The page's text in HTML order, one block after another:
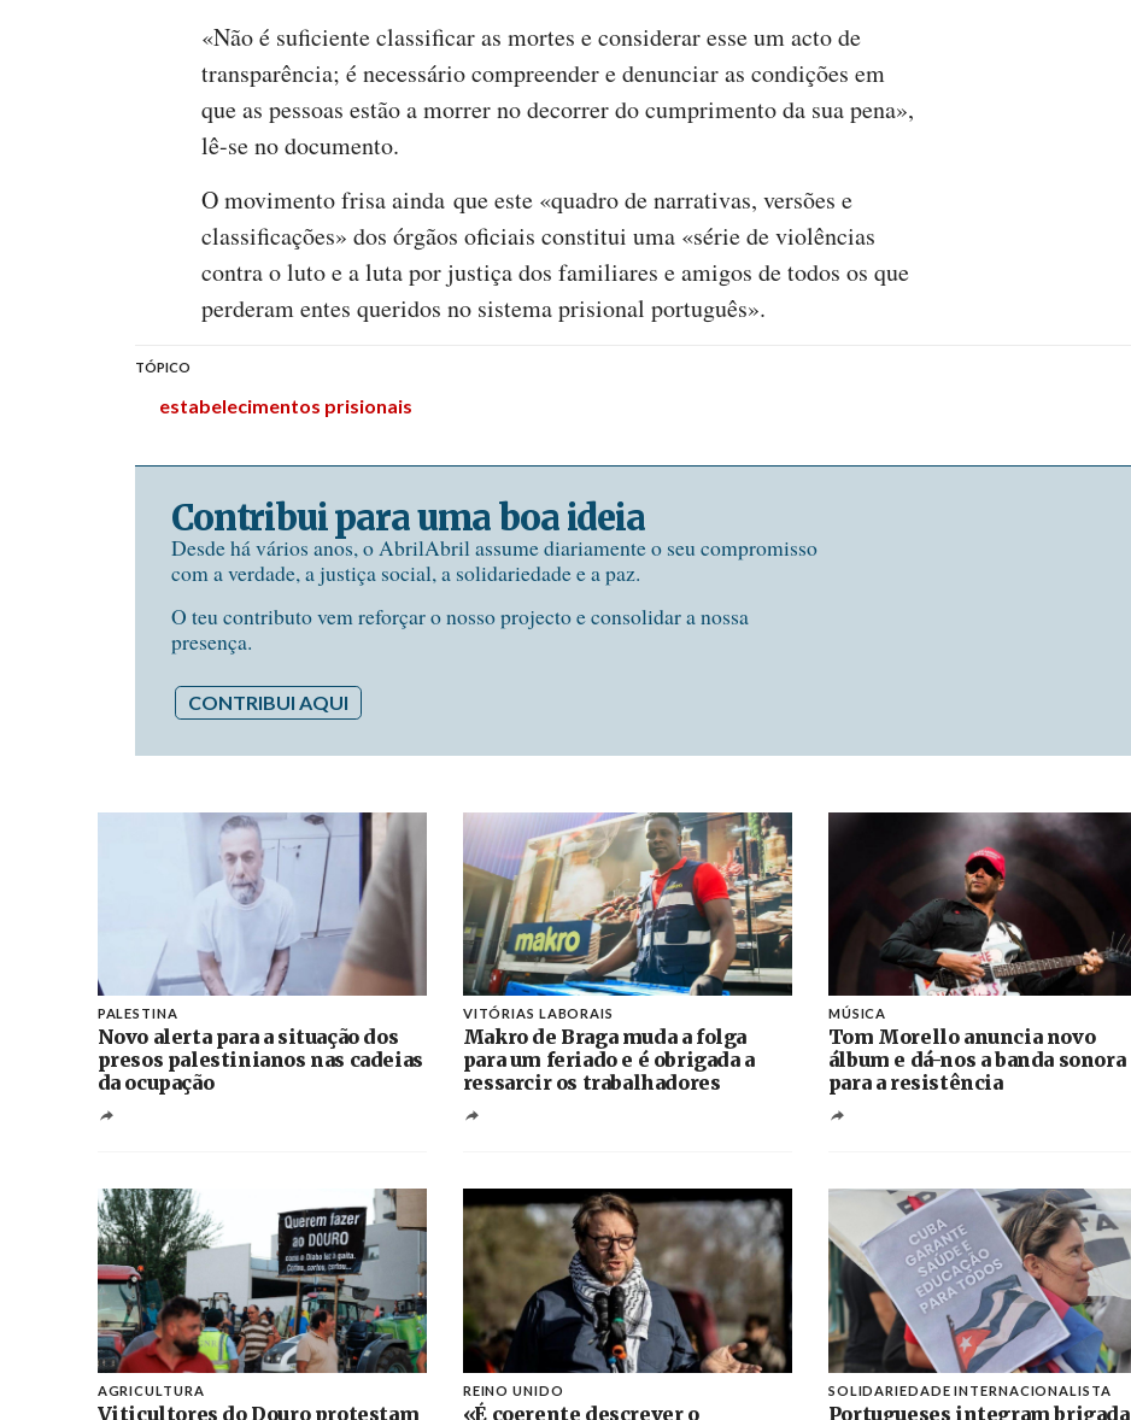
«Não é suficiente classificar as mortes e considerar esse um acto de
transparência; é necessário compreender e denunciar as condições em
que as pessoas estão a morrer no decorrer do cumprimento da sua pena»,
lê-se no documento.
O movimento frisa ainda que este «quadro de narrativas, versões e
classificações» dos órgãos oficiais constitui uma «série de violências
contra o luto e a luta por justiça dos familiares e amigos de todos os que
perderam entes queridos no sistema prisional português».
TÓPICO
estabelecimentos prisionais
Contribui para uma boa ideia
Desde há vários anos, o AbrilAbril assume diariamente o seu compromisso
com a verdade, a justiça social, a solidariedade e a paz.
O teu contributo vem reforçar o nosso projecto e consolidar a nossa
presença.
CONTRIBUI AQUI
PALESTINA
Novo alerta para a situação dos
presos palestinianos nas cadeias
da ocupação
VITÓRIAS LABORAIS
Makro de Braga muda a folga
para um feriado e é obrigada a
ressarcir os trabalhadores
MÚSICA
Tom Morello anuncia novo
álbum e dá-nos a banda sonora
para a resistência
AGRICULTURA
Viticultores do Douro protestam
REINO UNIDO
«É coerente descrever o
SOLIDARIEDADE INTERNACIONALISTA
Portugueses integram brigada